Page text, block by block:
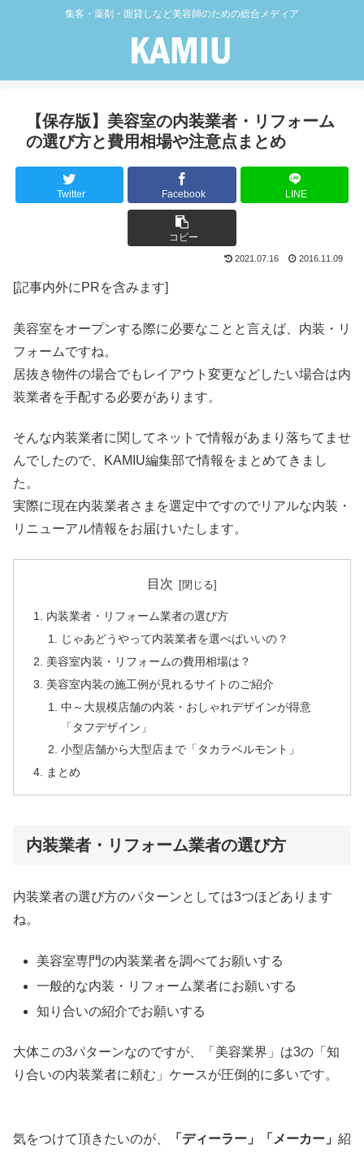
集客・薬剤・面貸しなど美容師のための総合メディア
【保存版】美容室の内装業者・リフォーム
の選び方と費用相場や注意点まとめ
Twitter Facebook LINE
コピー
2021.07.16 2016.11.09
[記事内外にPRを含みます]
美容室をオープンする際に必要なことと言えば、内装・リ
フォームですね。
居抜き物件の場合でもレイアウト変更などしたい場合は内
装業者を手配する必要があります。
そんな内装業者に関してネットで情報があまり落ちてませ
んでしたので、KAMIU編集部で情報をまとめてきまし
た。
実際に現在内装業者さまを選定中ですのでリアルな内装・
リニューアル情報をお届けいたします。
目次
内装業者・リフォーム業者の選び方
じゃあどうやって内装業者を選べばいいの？
美容室内装・リフォームの費用相場は？
美容室内装の施工例が見れるサイトのご紹介
中～大規模店舗の内装・おしゃれデザインが得意
「タフデザイン」
小型店舗から大型店まで「タカラベルモント」
まとめ
内装業者・リフォーム業者の選び方
内装業者の選び方のパターンとしては3つほどあります
ね。
美容室専門の内装業者を調べてお願いする
一般的な内装・リフォーム業者にお願いする
知り合いの紹介でお願いする
大体この3パターンなのですが、「美容業界」は3の「知
り合いの内装業者に頼む」ケースが圧倒的に多いです。
気をつけて頂きたいのが、 「ディーラー」「メーカー」 紹